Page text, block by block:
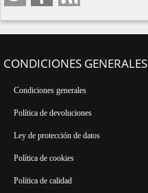
CONDICIONES GENERALES
Condiciones generales
Política de devoluciones
Ley de protección de datos
Política de cookies
Política de calidad